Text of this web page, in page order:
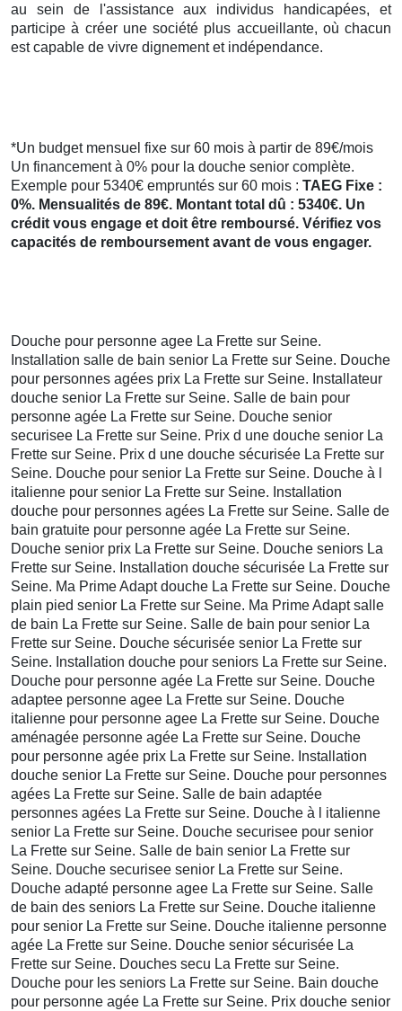
au sein de l'assistance aux individus handicapées, et
participe à créer une société plus accueillante, où chacun
est capable de vivre dignement et indépendance.
*Un budget mensuel fixe sur 60 mois à partir de 89€/mois
Un financement à 0% pour la douche senior complète.
Exemple pour 5340€ empruntés sur 60 mois : TAEG Fixe :
0%. Mensualités de 89€. Montant total dû : 5340€. Un
crédit vous engage et doit être remboursé. Vérifiez vos
capacités de remboursement avant de vous engager.
Douche pour personne agee La Frette sur Seine.
Installation salle de bain senior La Frette sur Seine. Douche
pour personnes agées prix La Frette sur Seine. Installateur
douche senior La Frette sur Seine. Salle de bain pour
personne agée La Frette sur Seine. Douche senior
securisee La Frette sur Seine. Prix d une douche senior La
Frette sur Seine. Prix d une douche sécurisée La Frette sur
Seine. Douche pour senior La Frette sur Seine. Douche à l
italienne pour senior La Frette sur Seine. Installation
douche pour personnes agées La Frette sur Seine. Salle de
bain gratuite pour personne agée La Frette sur Seine.
Douche senior prix La Frette sur Seine. Douche seniors La
Frette sur Seine. Installation douche sécurisée La Frette sur
Seine. Ma Prime Adapt douche La Frette sur Seine. Douche
plain pied senior La Frette sur Seine. Ma Prime Adapt salle
de bain La Frette sur Seine. Salle de bain pour senior La
Frette sur Seine. Douche sécurisée senior La Frette sur
Seine. Installation douche pour seniors La Frette sur Seine.
Douche pour personne agée La Frette sur Seine. Douche
adaptee personne agee La Frette sur Seine. Douche
italienne pour personne agee La Frette sur Seine. Douche
aménagée personne agée La Frette sur Seine. Douche
pour personne agée prix La Frette sur Seine. Installation
douche senior La Frette sur Seine. Douche pour personnes
agées La Frette sur Seine. Salle de bain adaptée
personnes agées La Frette sur Seine. Douche à l italienne
senior La Frette sur Seine. Douche securisee pour senior
La Frette sur Seine. Salle de bain senior La Frette sur
Seine. Douche securisee senior La Frette sur Seine.
Douche adapté personne agee La Frette sur Seine. Salle
de bain des seniors La Frette sur Seine. Douche italienne
pour senior La Frette sur Seine. Douche italienne personne
agée La Frette sur Seine. Douche senior sécurisée La
Frette sur Seine. Douches secu La Frette sur Seine.
Douche pour les seniors La Frette sur Seine. Bain douche
pour personne agée La Frette sur Seine. Prix douche senior